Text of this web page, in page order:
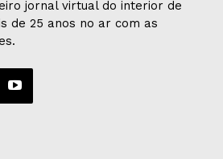
jornal virtual do interior de
de 25 anos no ar com as